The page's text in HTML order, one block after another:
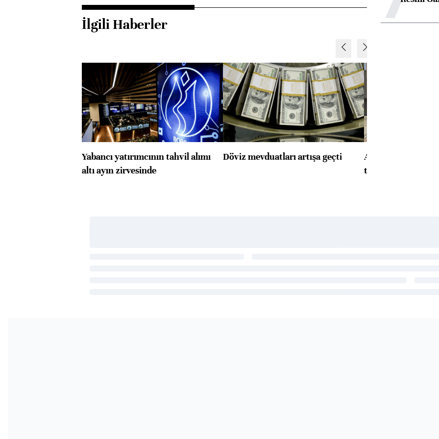
İlgili Haberler
Yabancı yatırımcının tahvil alımı
altı ayın zirvesinde
Döviz mevduatları artışa geçti
ABD'de konut
toparlandı